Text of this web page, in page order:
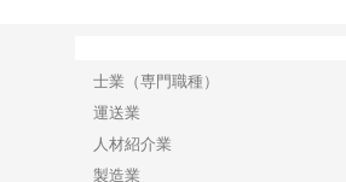
士業（専門職種）
運送業
人材紹介業
製造業